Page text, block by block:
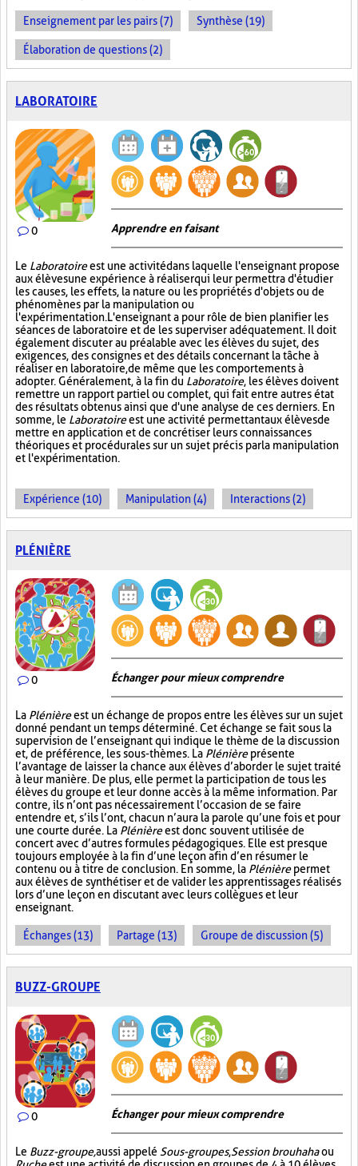
Enseignement par les pairs (7) Synthèse (19)
Élaboration de questions (2)
LABORATOIRE
0 Apprendre en faisant
Le Laboratoireest une activité dans laquelle l'enseignant propose
aux élèves une expérience à réaliser qui leur permettra d'étudier
les causes, les effets, la nature ou les propriétés d'objets ou de
phénomènes par la manipulation ou
l'expérimentation. L'enseignant a pour rôle de bien planifier les
séances de laboratoire et de les superviser adéquatement. Il doit
également discuter au préalable avec les élèves du sujet, des
exigences, des consignes et des détails concernant la tâche à
réaliser en laboratoire, de même que les comportements à
adopter. Généralement, à la fin du Laboratoire, les élèves doivent
remettre un rapport partiel ou complet, qui fait entre autres état
des résultats obtenus ainsi que d'une analyse de ces derniers. En
somme, le Laboratoireest une activité permettant aux élèves de
mettre en application et de concrétiser leurs connaissances
théoriques et procédurales sur un sujet précis par la manipulation
et l'expérimentation.
Expérience (10) Manipulation (4) Interactions (2)
PLÉNIÈRE
0 Échanger pour mieux comprendre
La Plénièreest un échange de propos entre les élèves sur un sujet
donné pendant un temps déterminé. Cet échange se fait sous la
supervision de l’enseignant qui indique le thème de la discussion
et, de préférence, les sous-thèmes. La Plénièreprésente
l’avantage de laisser la chance aux élèves d’aborder le sujet traité
à leur manière. De plus, elle permet la participation de tous les
élèves du groupe et leur donne accès à la même information. Par
contre, ils n’ont pas nécessairement l’occasion de se faire
entendre et, s’ils l’ont, chacun n’aura la parole qu’une fois et pour
une courte durée. La Plénièreest donc souvent utilisée de
concert avec d’autres formules pédagogiques. Elle est presque
toujours employée à la fin d’une leçon afin d’en résumer le
contenu ou à titre de conclusion. En somme, la Plénièrepermet
aux élèves de synthétiser et de valider les apprentissages réalisés
lors d’une leçon en discutant avec leurs collègues et leur
enseignant.
Échanges (13) Partage (13) Groupe de discussion (5)
BUZZ-GROUPE
0 Échanger pour mieux comprendre
Le Buzz-groupe,aussi appelé Sous-groupes,Session brouhahaou